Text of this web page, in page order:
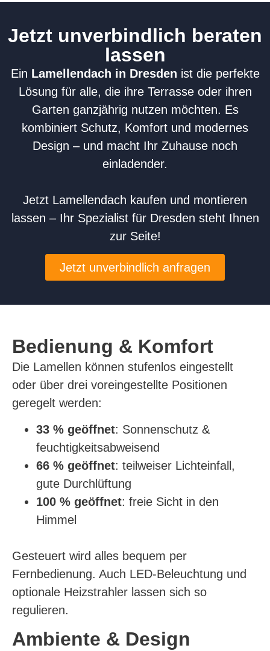
Jetzt unverbindlich beraten
lassen
Ein Lamellendach in Dresden ist die perfekte
Lösung für alle, die ihre Terrasse oder ihren
Garten ganzjährig nutzen möchten. Es
kombiniert Schutz, Komfort und modernes
Design – und macht Ihr Zuhause noch
einladender.
Jetzt Lamellendach kaufen und montieren
lassen – Ihr Spezialist für Dresden steht Ihnen
zur Seite!
Jetzt unverbindlich anfragen
Bedienung & Komfort
Die Lamellen können stufenlos eingestellt
oder über drei voreingestellte Positionen
geregelt werden:
33 % geöffnet: Sonnenschutz &
feuchtigkeitsabweisend
66 % geöffnet: teilweiser Lichteinfall,
gute Durchlüftung
100 % geöffnet: freie Sicht in den
Himmel
Gesteuert wird alles bequem per
Fernbedienung. Auch LED-Beleuchtung und
optionale Heizstrahler lassen sich so
regulieren.
Ambiente & Design